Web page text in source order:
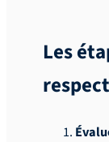
Les